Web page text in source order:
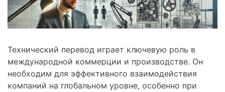
Технический перевод играет ключевую роль в
международной коммерции и производстве. Он
необходим для эффективного взаимодействия
компаний на глобальном уровне, особенно при